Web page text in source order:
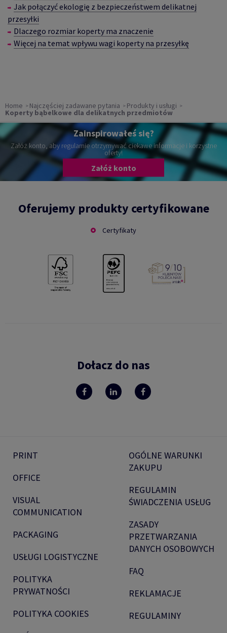
Jak połączyć ekologię z bezpieczeństwem delikatnej
przesyłki
Dlaczego rozmiar koperty ma znaczenie
Więcej na temat wpływu wagi koperty na przesyłkę
Home Najczęściej zadawane pytania Produkty i usługi
Koperty bąbelkowe dla delikatnych przedmiotów
Zainspirowałeś się?
Załóż konto, aby regularnie otrzymywać ciekawe informacje i korzystne
oferty!
Załóż konto
Oferujemy produkty certyfikowane
Certyfikaty
Dołacz do nas
PRINT
OFFICE
VISUAL
COMMUNICATION
PACKAGING
USŁUGI LOGISTYCZNE
POLITYKA
PRYWATNOŚCI
POLITYKA COOKIES
OGÓLNE WARUNKI
ZAKUPU
REGULAMIN
ŚWIADCZENIA USŁUG
ZASADY
PRZETWARZANIA
DANYCH OSOBOWYCH
FAQ
REKLAMACJE
REGULAMINY